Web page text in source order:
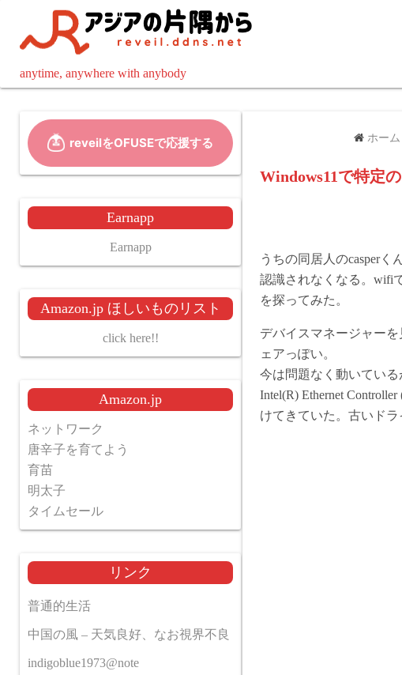
ツ
anytime, anywhere with anybody
ホーム
Windows11で特定
うちの同居人のcasperく
認識されなくなる。wifi
を探ってみた。
デバイスマネージャーを
ェアっぽい。
今は問題なく動いてい
Intel(R) Ethernet
けてきていた。古いド
Earnapp
Earnapp
Amazon.jp ほしいものリスト
click here!!
Amazon.jp
ネットワーク
唐辛子を育てよう
育苗
明太子
タイムセール
リンク
普通的生活
中国の風 – 天気良好、なお視界不良
indigoblue1973@note